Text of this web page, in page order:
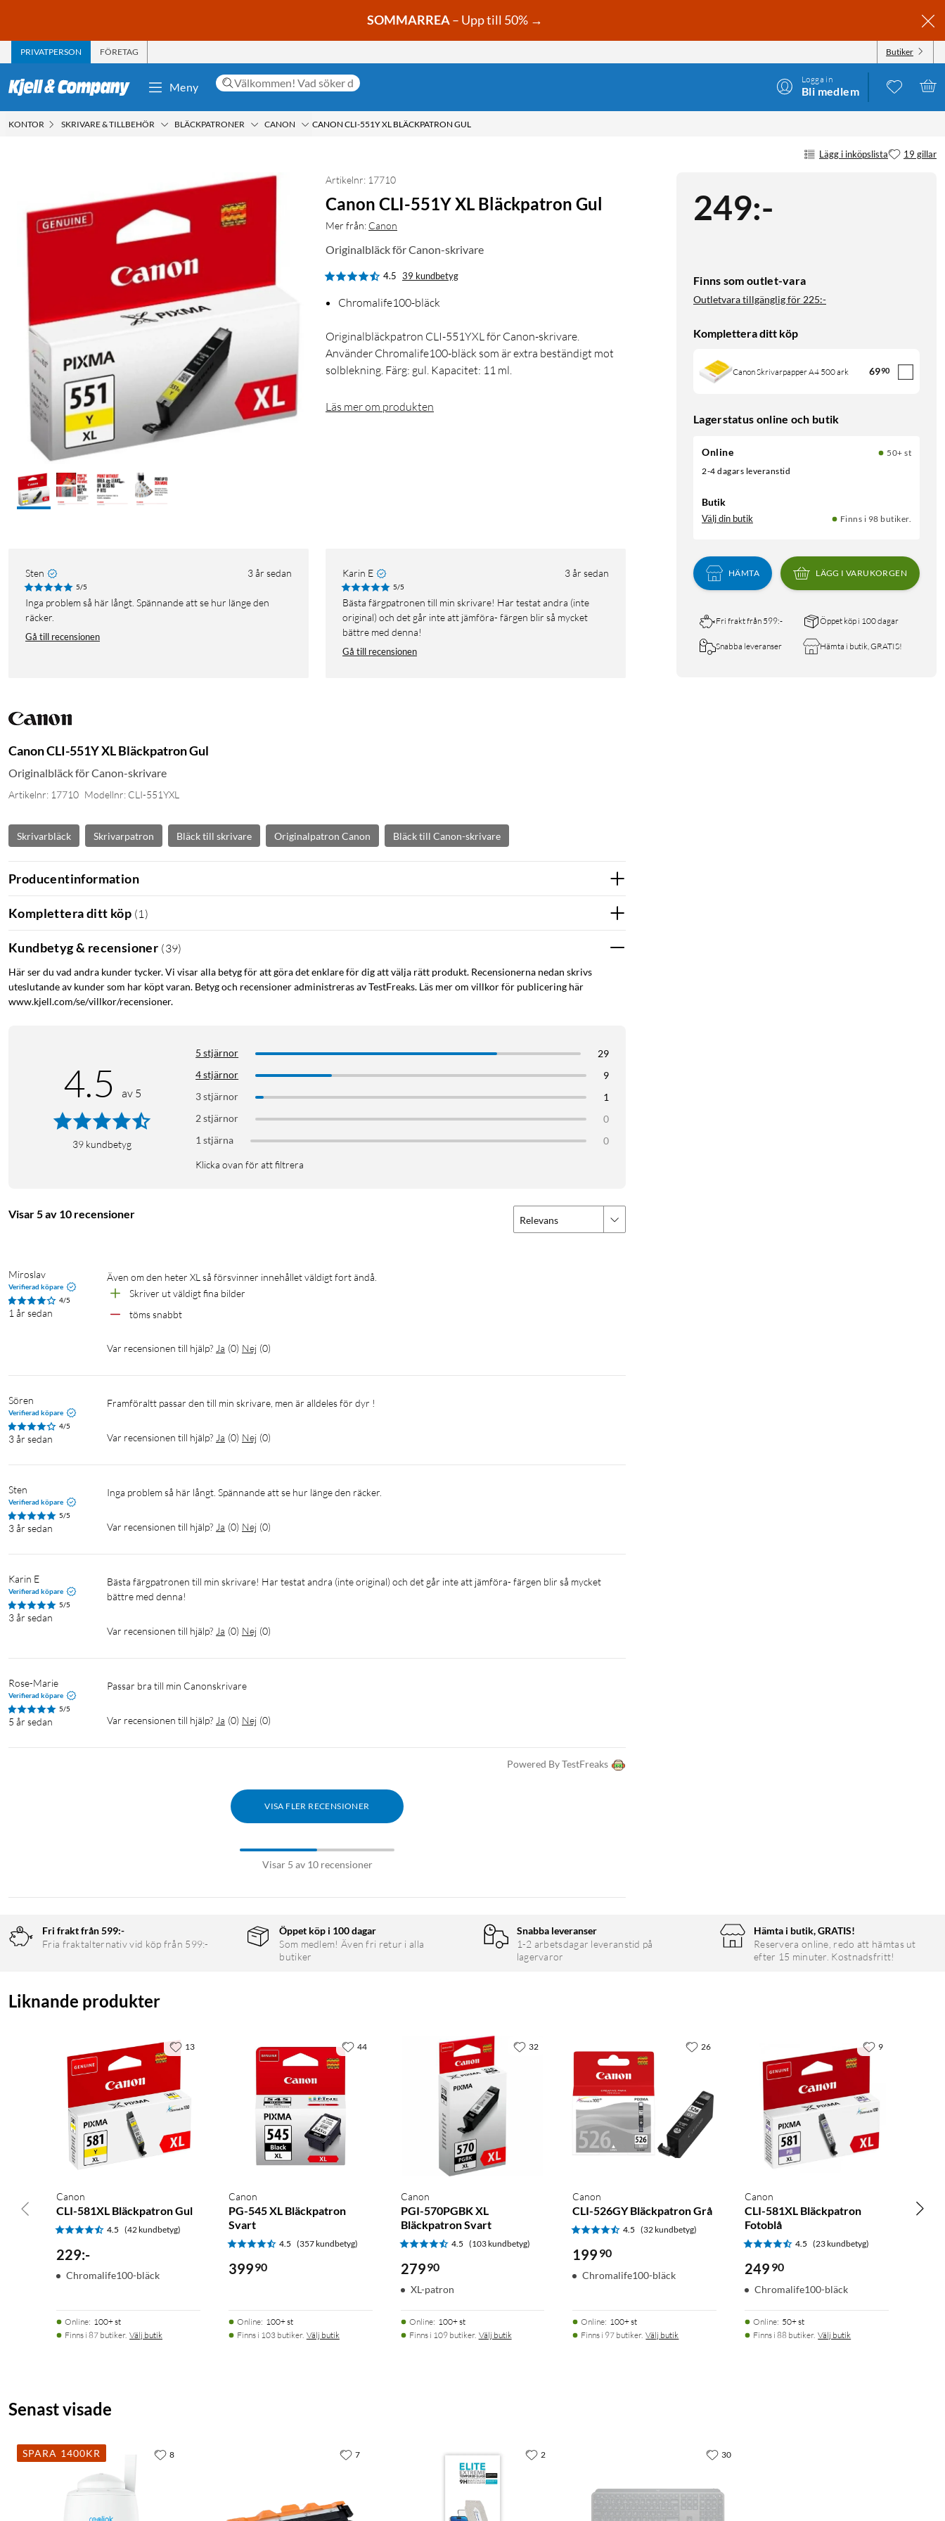
SOMMARREA– Upp till 50% →
PRIVATPERSON FÖRETAG Butiker
Meny
Logga in
Bli medlem
KONTOR SKRIVARE & TILLBEHÖR BLÄCKPATRONER CANON CANON CLI-551Y XL BLÄCKPATRON GUL
Lägg i inköpslista 19 gillar
249:-
Finns som outlet-vara
Outletvara tillgänglig för225:-
Komplettera ditt köp
Canon Skrivarpapper A4 500 ark 6990
Lagerstatus online och butik
Online
50+ st
2-4 dagars leveranstid
Butik
Välj din butik Finns i 98 butiker.
HÄMTA LÄGG I VARUKORGEN
Fri frakt från 599:- Öppet köp i 100 dagar
Snabba leveranser Hämta i butik, GRATIS!
Artikelnr: 17710
Canon CLI-551Y XL Bläckpatron Gul
Mer från: Canon
Originalbläck för Canon-skrivare
4.5 39 kundbetyg
Chromalife100-bläck
Originalbläckpatron CLI-551YXL för Canon-skrivare.
Använder Chromalife100-bläck som är extra beständigt mot
solblekning. Färg: gul. Kapacitet: 11 ml.
Läs mer om produkten
Sten 3 år sedan
5/5
Inga problem så här långt. Spännande att se hur länge den
räcker.
Gå till recensionen
Karin E 3 år sedan
5/5
Bästa färgpatronen till min skrivare! Har testat andra (inte
original) och det går inte att jämföra- färgen blir så mycket
bättre med denna!
Gå till recensionen
Canon CLI-551Y XL Bläckpatron Gul
Originalbläck för Canon-skrivare
Artikelnr: 17710 Modellnr: CLI-551YXL
Skrivarbläck Skrivarpatron Bläck till skrivare Originalpatron Canon Bläck till Canon-skrivare
Producentinformation
Komplettera ditt köp (1 )
Kundbetyg & recensioner (39)
Här ser du vad andra kunder tycker. Vi visar alla betyg för att göra det enklare för dig att välja rätt produkt. Recensionerna nedan skrivs
uteslutande av kunder som har köpt varan. Betyg och recensioner administreras av TestFreaks. Läs mer om villkor för publicering här
www.kjell.com/se/villkor/recensioner.
4.5 av 5
39 kundbetyg
5 stjärnor
29
4 stjärnor
9
3 stjärnor
1
2 stjärnor
0
1 stjärna
0
Klicka ovan för att filtrera
Visar 5 av 10 recensioner Relevans
Miroslav
Verifierad köpare
4/5
1 år sedan
Även om den heter XL så försvinner innehållet väldigt fort ändå.
Skriver ut väldigt fina bilder
töms snabbt
Var recensionen till hjälp? Ja (0) Nej (0)
Sören
Verifierad köpare
4/5
3 år sedan
Framföraltt passar den till min skrivare, men är alldeles för dyr !
Var recensionen till hjälp? Ja (0) Nej (0)
Sten
Verifierad köpare
5/5
3 år sedan
Inga problem så här långt. Spännande att se hur länge den räcker.
Var recensionen till hjälp? Ja (0) Nej (0)
Karin E
Verifierad köpare
5/5
3 år sedan
Bästa färgpatronen till min skrivare! Har testat andra (inte original) och det går inte att jämföra- färgen blir så mycket
bättre med denna!
Var recensionen till hjälp? Ja (0) Nej (0)
Rose-Marie
Verifierad köpare
5/5
5 år sedan
Passar bra till min Canonskrivare
Var recensionen till hjälp? Ja (0) Nej (0)
Powered By TestFreaks
VISA FLER RECENSIONER
Visar 5 av 10 recensioner
Fri frakt från 599:-
Fria fraktalternativ vid köp från 599:-
Öppet köp i 100 dagar
Som medlem! Även fri retur i alla
butiker
Snabba leveranser
1-2 arbetsdagar leveranstid på
lagervaror
Hämta i butik, GRATIS!
Reservera online, redo att hämtas ut
efter 15 minuter. Kostnadsfritt!
Liknande produkter
Canon
CLI-581XL Bläckpatron Gul
4.5 (42 kundbetyg)
229:-
Chromalife100-bläck
Online: 100+ st
Finns i 87 butiker. Välj butik
13
Canon
PG-545 XL Bläckpatron
Svart
4.5 (357 kundbetyg)
39990
Online: 100+ st
Finns i 103 butiker. Välj butik
44
Canon
PGI-570PGBK XL
Bläckpatron Svart
4.5 (103 kundbetyg)
27990
XL-patron
Online: 100+ st
Finns i 109 butiker. Välj butik
32
Canon
CLI-526GY Bläckpatron Grå
4.5 (32 kundbetyg)
199 90
Chromalife100-bläck
Online: 100+ st
Finns i 97 butiker. Välj butik
26
Canon
CLI-581XL Bläckpatron
Fotoblå
4.5 (23 kundbetyg)
249 90
Chromalife100-bläck
Online: 50+ st
Finns i 88 butiker. Välj butik
9
Senast visade
SPARA 1400KR 8 7 2 30